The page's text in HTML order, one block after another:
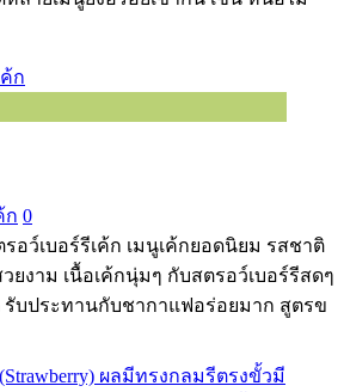
ก 0
อว์เบอร์รีเค้ก เมนูเค้กยอดนิยม รสชาติ
งาม เนื้อเค้กนุ่มๆ กับสตรอว์เบอร์รีสดๆ
รับประทานกับชากาแฟอร่อยมาก สูตรข